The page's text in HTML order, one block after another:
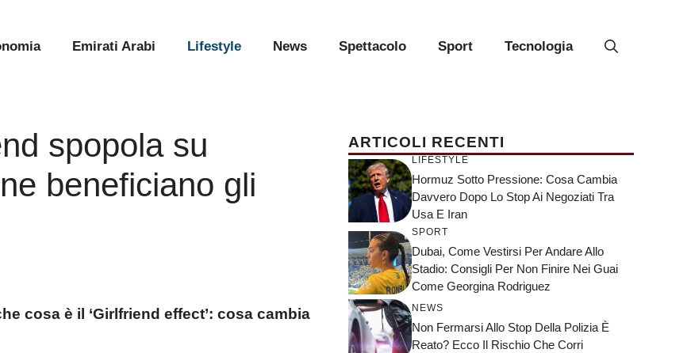
Emirati Arabi Lifestyle News Spettacolo Sport Tecnologia
spopola su
beneficiano gli
cosa è il ‘Girlfriend effect’: cosa cambia
ARTICOLI RECENTI
LIFESTYLE
Hormuz Sotto Pressione: Cosa Cambia
Davvero Dopo Lo Stop Ai Negoziati Tra
Usa E Iran
SPORT
Dubai, Come Vestirsi Per Andare Allo
Stadio: Consigli Per Non Finire Nei Guai
Come Georgina Rodriguez
NEWS
Non Fermarsi Allo Stop Della Polizia È
Reato? Ecco Il Rischio Che Corri